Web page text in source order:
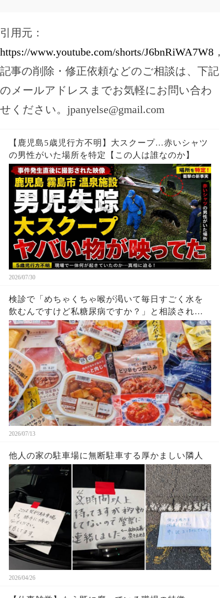
引用元：
https://www.youtube.com/shorts/J6bnRiWA7W8
記事の削除・修正依頼などのご相談は、下記
のメールアドレスまでお気軽にお問い合わ
せください。 jpanyelse@gmail.com
【鹿児島5歳児行方不明】大スクープ…赤いシャツ
の男性がいた場所を特定【この人は誰なのか】
2026/07/30
検診で「めちゃくちゃ喉が渇いて毎日すごく水を
飲むんですけど私糖尿病ですか？」と相談され、
そんなデータじゃないけどと思いつつ話を聞いて
たら、「コンビニとか大衆向けのごはんはほぼ味
なしで作られてるから自分で塩とか醤油調整しな
いといけないのがめんどくさい」と言いだされ、
なんか察した。
2026/07/13
他人の家の駐車場に無断駐車する厚かましい隣人
2026/04/26